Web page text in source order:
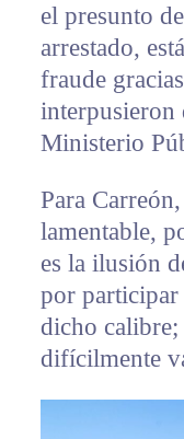
el presunto
arrestado,
fraude
interpusieron
Ministerio
Para
lamentable,
es la ilusión
por participar
dicho calibre;
difícilmente